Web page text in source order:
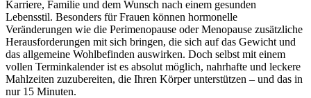
Karriere, Familie und dem Wunsch nach einem gesunden
Lebensstil. Besonders für Frauen können hormonelle
Veränderungen wie die Perimenopause oder Menopause zusätzliche
Herausforderungen mit sich bringen, die sich auf das Gewicht und
das allgemeine Wohlbefinden auswirken. Doch selbst mit einem
vollen Terminkalender ist es absolut möglich, nahrhafte und leckere
Mahlzeiten zuzubereiten, die Ihren Körper unterstützen – und das in
nur 15 Minuten.